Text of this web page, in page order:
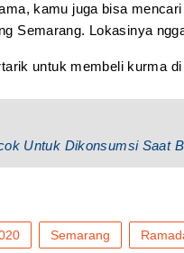
kamu juga bisa
Semarang. Lokasinya
untuk membeli kurma
Untuk Dikonsumsi Saat
Semarang